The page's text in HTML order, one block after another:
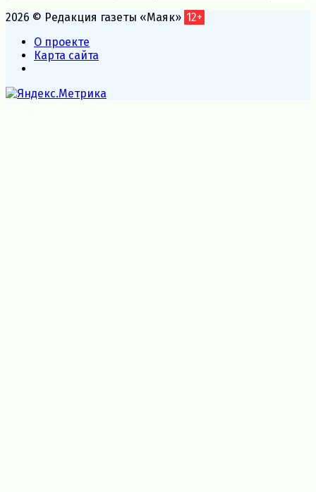
2026 © Редакция газеты «Маяк» 12+
О проекте
Карта сайта